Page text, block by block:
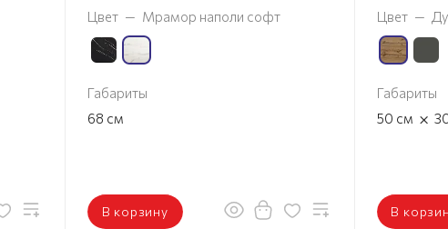
Цвет — Мрамор наполи софт
Габариты
68 см
В корзину
Цвет —
Габариты
50 см ×
В